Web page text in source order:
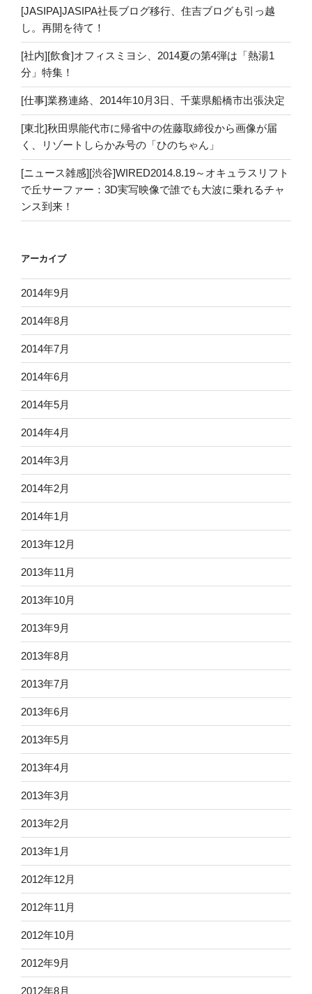
[JASIPA]JASIPA社長ブログ移行、住吉ブログも引っ越
し。再開を待て！
[社内][飲食]オフィスミヨシ、2014夏の第4弾は「熱湯1
分」特集！
[仕事]業務連絡、2014年10月3日、千葉県船橋市出張決定
[東北]秋田県能代市に帰省中の佐藤取締役から画像が届
く、リゾートしらかみ号の「ひのちゃん」
[ニュース雑感][渋谷]WIRED2014.8.19～オキュラスリフト
で丘サーファー：3D実写映像で誰でも大波に乗れるチャ
ンス到来！
アーカイブ
2014年9月
2014年8月
2014年7月
2014年6月
2014年5月
2014年4月
2014年3月
2014年2月
2014年1月
2013年12月
2013年11月
2013年10月
2013年9月
2013年8月
2013年7月
2013年6月
2013年5月
2013年4月
2013年3月
2013年2月
2013年1月
2012年12月
2012年11月
2012年10月
2012年9月
2012年8月